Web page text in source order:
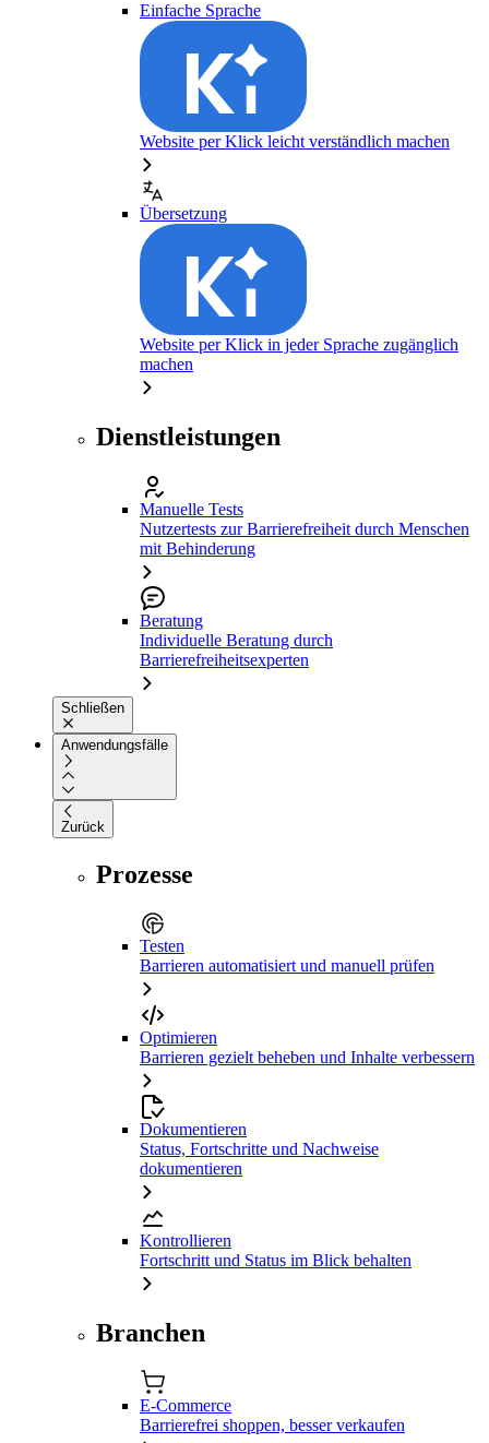
Einfache Sprache
Website per Klick leicht verständlich machen
Übersetzung
Website per Klick in jeder Sprache zugänglich
machen
Dienstleistungen
Manuelle Tests
Nutzertests zur Barrierefreiheit durch Menschen
mit Behinderung
Beratung
Individuelle Beratung durch
Barrierefreiheitsexperten
Schließen
Anwendungsfälle
Zurück
Prozesse
Testen
Barrieren automatisiert und manuell prüfen
Optimieren
Barrieren gezielt beheben und Inhalte verbessern
Dokumentieren
Status, Fortschritte und Nachweise
dokumentieren
Kontrollieren
Fortschritt und Status im Blick behalten
Branchen
E-Commerce
Barrierefrei shoppen, besser verkaufen